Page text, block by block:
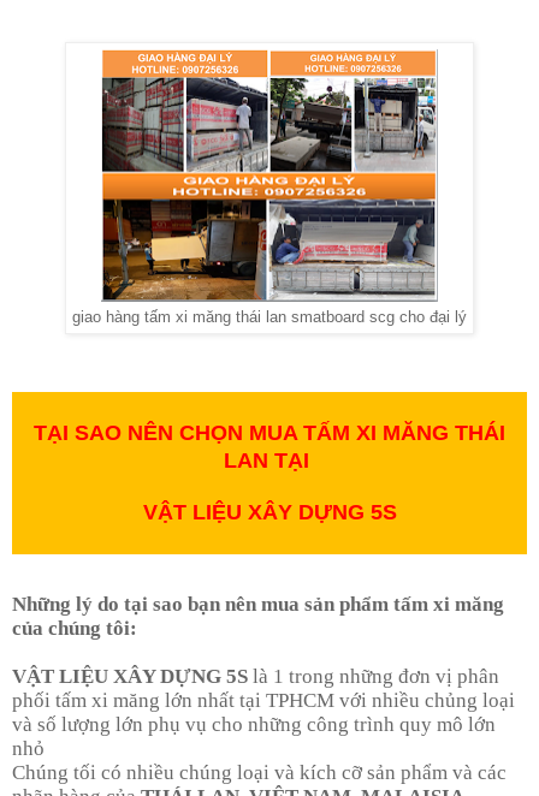
giao hàng tấm xi măng thái lan smatboard scg cho đại lý
TẠI SAO NÊN CHỌN MUA TẤM XI MĂNG THÁI
LAN TẠI
VẬT LIỆU XÂY DỰNG 5S
Những lý do tại sao bạn nên mua sản phẩm tấm xi măng
của chúng tôi:
VẬT LIỆU XÂY DỰNG 5S là 1 trong những đơn vị phân
phối tấm xi măng lớn nhất tại TPHCM với nhiều chủng loại
và số lượng lớn phụ vụ cho những công trình quy mô lớn
nhỏ
Chúng tối có nhiều chúng loại và kích cỡ sản phẩm và các